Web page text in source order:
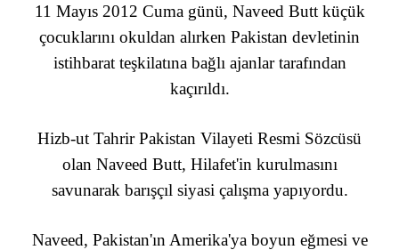
11 Mayıs 2012 Cuma günü, Naveed Butt küçük
çocuklarını okuldan alırken Pakistan devletinin
istihbarat teşkilatına bağlı ajanlar tarafından
kaçırıldı.
Hizb-ut Tahrir Pakistan Vilayeti Resmi Sözcüsü
olan Naveed Butt, Hilafet'in kurulmasını
savunarak barışçıl siyasi çalışma yapıyordu.
Naveed, Pakistan'ın Amerika'ya boyun eğmesi ve